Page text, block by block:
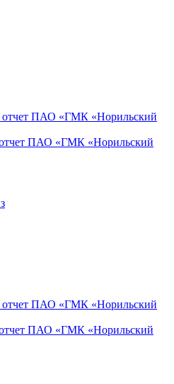
отчет ПАО «ГМК «Норильский
ПАО «ГМК «Норильский
отчет ПАО «ГМК «Норильский
ПАО «ГМК «Норильский